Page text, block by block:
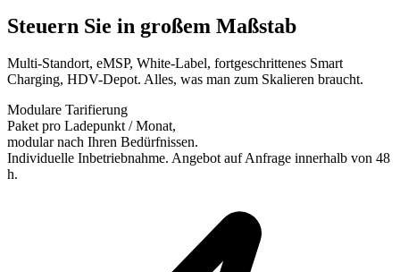
Steuern Sie in großem Maßstab
Multi-Standort, eMSP, White-Label, fortgeschrittenes Smart
Charging, HDV-Depot. Alles, was man zum Skalieren braucht.
Modulare Tarifierung
Paket pro Ladepunkt / Monat,
modular nach Ihren Bedürfnissen.
Individuelle Inbetriebnahme. Angebot auf Anfrage innerhalb von 48
h.